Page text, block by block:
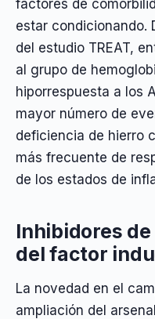
factores de
estar condicionando.
del estudio TREAT,
al grupo de
hiporrespuesta a los
mayor número de
deficiencia de hierro
más frecuente de
de los estados de
Inhibidores
del factor
La novedad en el
ampliación del